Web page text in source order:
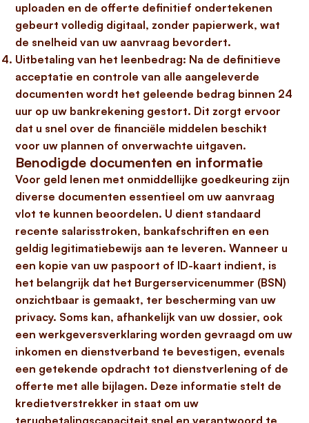
uploaden en de offerte definitief ondertekenen
gebeurt volledig digitaal, zonder papierwerk, wat
de snelheid van uw aanvraag bevordert.
Uitbetaling van het leenbedrag: Na de definitieve
acceptatie en controle van alle aangeleverde
documenten wordt het geleende bedrag binnen 24
uur op uw bankrekening gestort. Dit zorgt ervoor
dat u snel over de financiële middelen beschikt
voor uw plannen of onverwachte uitgaven.
Benodigde documenten en informatie
Voor geld lenen met onmiddellijke goedkeuring zijn
diverse documenten essentieel om uw aanvraag
vlot te kunnen beoordelen. U dient standaard
recente salarisstroken, bankafschriften en een
geldig legitimatiebewijs aan te leveren. Wanneer u
een kopie van uw paspoort of ID-kaart indient, is
het belangrijk dat het Burgerservicenummer (BSN)
onzichtbaar is gemaakt, ter bescherming van uw
privacy. Soms kan, afhankelijk van uw dossier, ook
een werkgeversverklaring worden gevraagd om uw
inkomen en dienstverband te bevestigen, evenals
een getekende opdracht tot dienstverlening of de
offerte met alle bijlagen. Deze informatie stelt de
kredietverstrekker in staat om uw
terugbetalingscapaciteit snel en verantwoord te